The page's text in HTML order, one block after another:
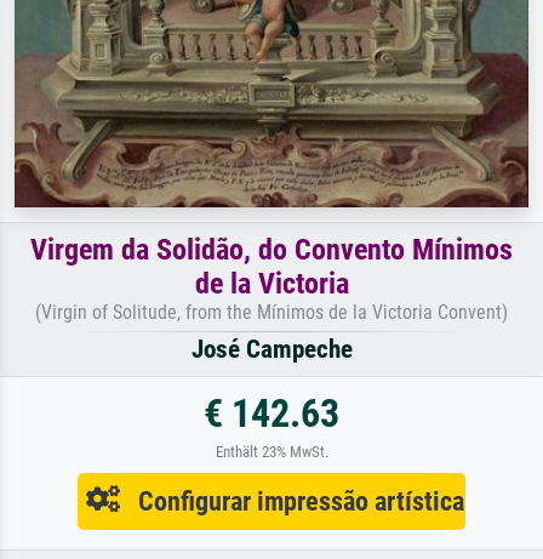
Virgem da Solidão, do Convento Mínimos
de la Victoria
(Virgin of Solitude, from the Mínimos de la Victoria Convent)
José Campeche
€ 142.63
Enthält 23% MwSt.
Configurar impressão artística